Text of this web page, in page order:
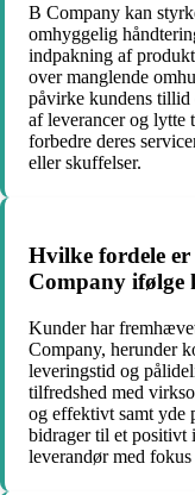
B Company kan
omhyggelig
indpakning af
over manglende
påvirke kundens tillid
af leverancer og lytte
forbedre deres
eller skuffelser.
Hvilke fordele
Company ifølge
Kunder har
Company, herunder
leveringstid og
tilfredshed med
og effektivt samt yde
bidrager til et positivt
leverandør med